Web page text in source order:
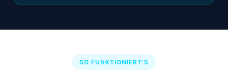
SO FUNKTIONIERT'S